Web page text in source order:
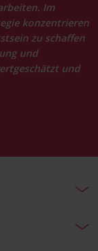
Im
konzentrieren
zu schaffen
und
und